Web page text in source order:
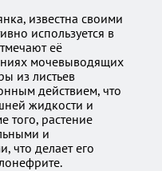
известна своими
используется в
её
мочевыводящих
из листьев
действием, что
жидкости и
того, растение
и
что делает его